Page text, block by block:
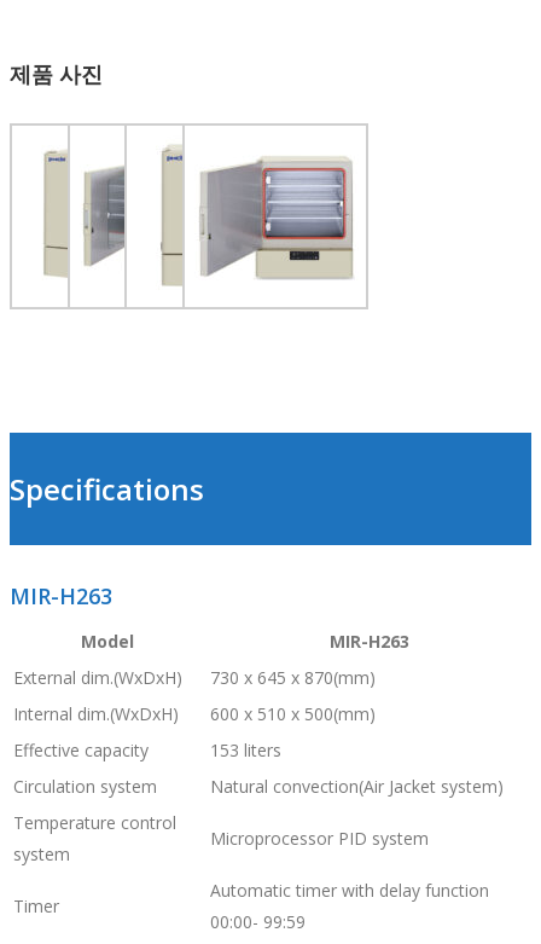
제품 사진
Specifications
MIR-H263
Model
MIR-H263
External dim.(WxDxH)
730 x 645 x 870(mm)
Internal dim.(WxDxH)
600 x 510 x 500(mm)
Effective capacity
153 liters
Circulation system
Natural convection(Air Jacket system)
Temperature control
system
Microprocessor PID system
Timer
Automatic timer with delay function
00:00- 99:59